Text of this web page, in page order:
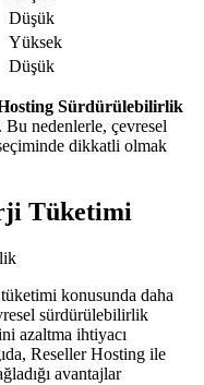
Düşük
Yüksek
Düşük
Sürdürülebilirlik
nedenlerle, çevresel
dikkatli olmak
Tüketimi
konusunda daha
sürdürülebilirlik
azaltma ihtiyacı
Reseller Hosting ile
avantajlar